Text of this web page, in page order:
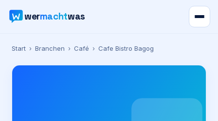
wermachtwas
Verzeichnis
Karte
Start › Branchen › Café › Cafe Bistro Bagog